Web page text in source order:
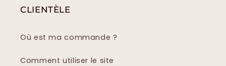
CLIENTÈLE
Où est ma commande ?
Comment utiliser le site